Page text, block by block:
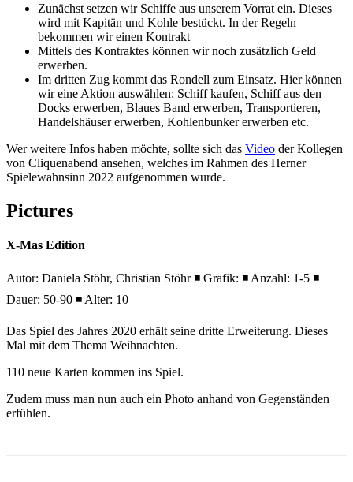
Zunächst setzen wir Schiffe aus unserem Vorrat ein. Dieses
wird mit Kapitän und Kohle bestückt. In der Regeln
bekommen wir einen Kontrakt
Mittels des Kontraktes können wir noch zusätzlich Geld
erwerben.
Im dritten Zug kommt das Rondell zum Einsatz. Hier können
wir eine Aktion auswählen: Schiff kaufen, Schiff aus den
Docks erwerben, Blaues Band erwerben, Transportieren,
Handelshäuser erwerben, Kohlenbunker erwerben etc.
Wer weitere Infos haben möchte, sollte sich das Video der Kollegen
von Cliquenabend ansehen, welches im Rahmen des Herner
Spielewahnsinn 2022 aufgenommen wurde.
Pictures
X-Mas Edition
Autor: Daniela Stöhr, Christian Stöhr ◾ Grafik: ◾ Anzahl: 1-5 ◾
Dauer: 50-90 ◾ Alter: 10
Das Spiel des Jahres 2020 erhält seine dritte Erweiterung. Dieses
Mal mit dem Thema Weihnachten.
110 neue Karten kommen ins Spiel.
Zudem muss man nun auch ein Photo anhand von Gegenständen
erfühlen.